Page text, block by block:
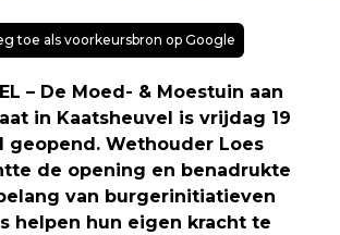
toe als voorkeursbron op Google
– De Moed- & Moestuin aan
in Kaatsheuvel is vrijdag 19
geopend. Wethouder Loes
de opening en benadrukte
van burgerinitiatieven
helpen hun eigen kracht te